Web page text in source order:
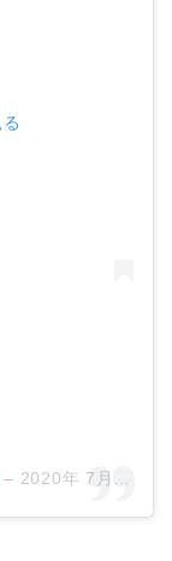
2020年 7月月27日午前12時51分PDT